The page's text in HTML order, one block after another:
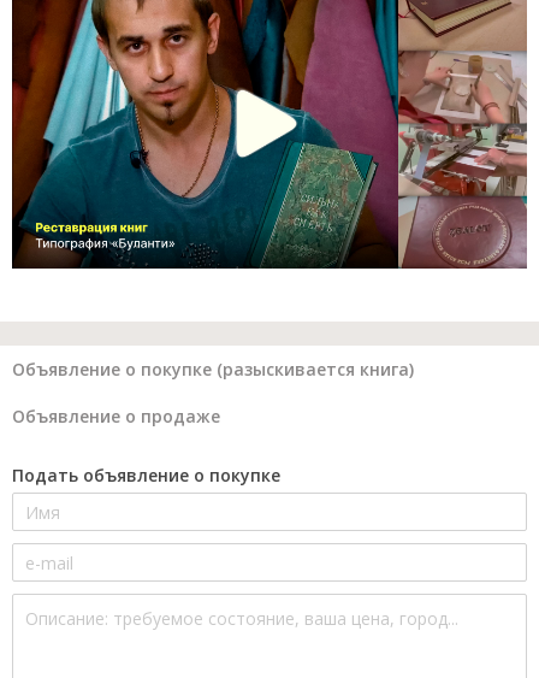
Объявление о покупке (разыскивается книга)
Объявление о продаже
Подать объявление о покупке